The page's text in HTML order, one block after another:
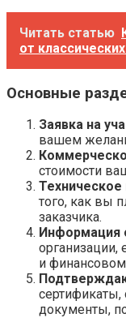
Читать статью
от
Основные
Заявка на
вашем
стоимости
того, как вы
заказчика.
Информация
организации,
и финансовом
документы,